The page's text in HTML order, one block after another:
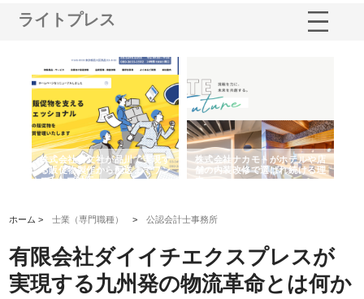
ライトプレス
株式会社耕文社が品川で実現す
る販促物製作から配送までワン
ストップ対応
株式会社ナカモトがホテルや店
舗の内装改修で選ばれ続ける理
由
ホーム >士業（専門職種） >公認会計士事務所
有限会社ダイイチエクスプレスが
実現する九州発の物流革命とは何か